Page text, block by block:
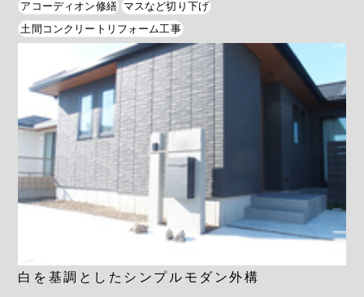
アコーディオン修繕
マスなど切り下げ
土間コンクリートリフォーム工事
白を基調としたシンプルモダン外構